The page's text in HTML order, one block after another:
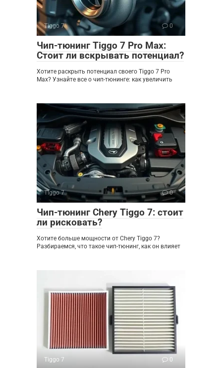
Tiggo 7 0
Чип-тюнинг Tiggo 7 Pro Max:
Стоит ли вскрывать потенциал?
Хотите раскрыть потенциал своего Tiggo 7 Pro
Max? Узнайте все о чип-тюнинге: как увеличить
Tiggo 7 0
Чип-тюнинг Chery Tiggo 7: стоит
ли рисковать?
Хотите больше мощности от Chery Tiggo 7?
Разбираемся, что такое чип-тюнинг, как он влияет
Tiggo 7 0